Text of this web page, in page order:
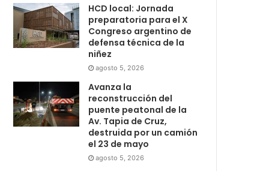
HCD local: Jornada
preparatoria para el X
Congreso argentino de
defensa técnica de la
niñez
agosto 5, 2026
Avanza la
reconstrucción del
puente peatonal de la
Av. Tapia de Cruz,
destruida por un camión
el 23 de mayo
agosto 5, 2026